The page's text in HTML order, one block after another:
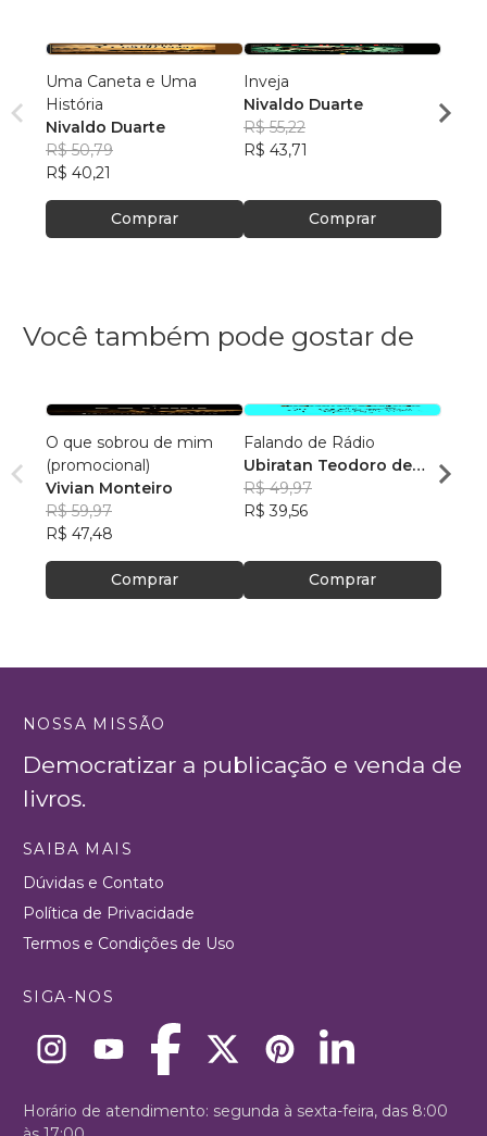
Uma Caneta e Uma
História
Nivaldo Duarte
R$ 50,79
R$ 40,21
Comprar
Inveja
Nivaldo Duarte
R$ 55,22
R$ 43,71
Comprar
R$
Você também pode gostar de
O que sobrou de mim
(promocional)
Vivian Monteiro
R$ 59,97
R$ 47,48
Comprar
Falando de Rádio
Ubiratan Teodoro de
Souza
R$ 49,97
R$ 39,56
Comprar
Há
NOSSA MISSÃO
Democratizar a publicação e venda de
livros.
SAIBA MAIS
Dúvidas e Contato
Política de Privacidade
Termos e Condições de Uso
SIGA-NOS
Horário de atendimento: segunda à sexta-feira, das 8:00